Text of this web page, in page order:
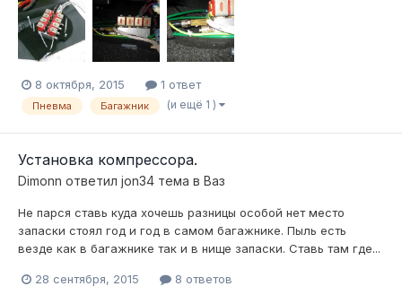
8 октября, 2015 1 ответ
Пневма Багажник (и ещё 1 )
Установка компрессора.
Dimonn ответил jon34 тема в Ваз
Не парся ставь куда хочешь разницы особой нет место
запаски стоял год и год в самом багажнике. Пыль есть
везде как в багажнике так и в нище запаски. Ставь там где...
28 сентября, 2015 8 ответов